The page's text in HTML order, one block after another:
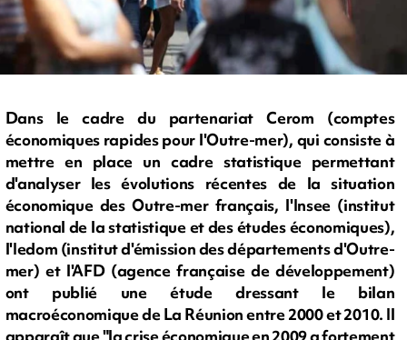
Dans le cadre du partenariat Cerom (comptes
économiques rapides pour l'Outre-mer), qui consiste à
mettre en place un cadre statistique permettant
d'analyser les évolutions récentes de la situation
économique des Outre-mer français, l'Insee (institut
national de la statistique et des études économiques),
l'Iedom (institut d'émission des départements d'Outre-
mer) et l'AFD (agence française de développement)
ont publié une étude dressant le bilan
macroéconomique de La Réunion entre 2000 et 2010. Il